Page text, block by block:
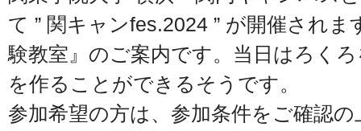
て ” 関キャンfes.2024 ” が開催され
験教室』のご案内です。当日はろく
を作ることができるそうです。
参加希望の方は、参加条件をご確認